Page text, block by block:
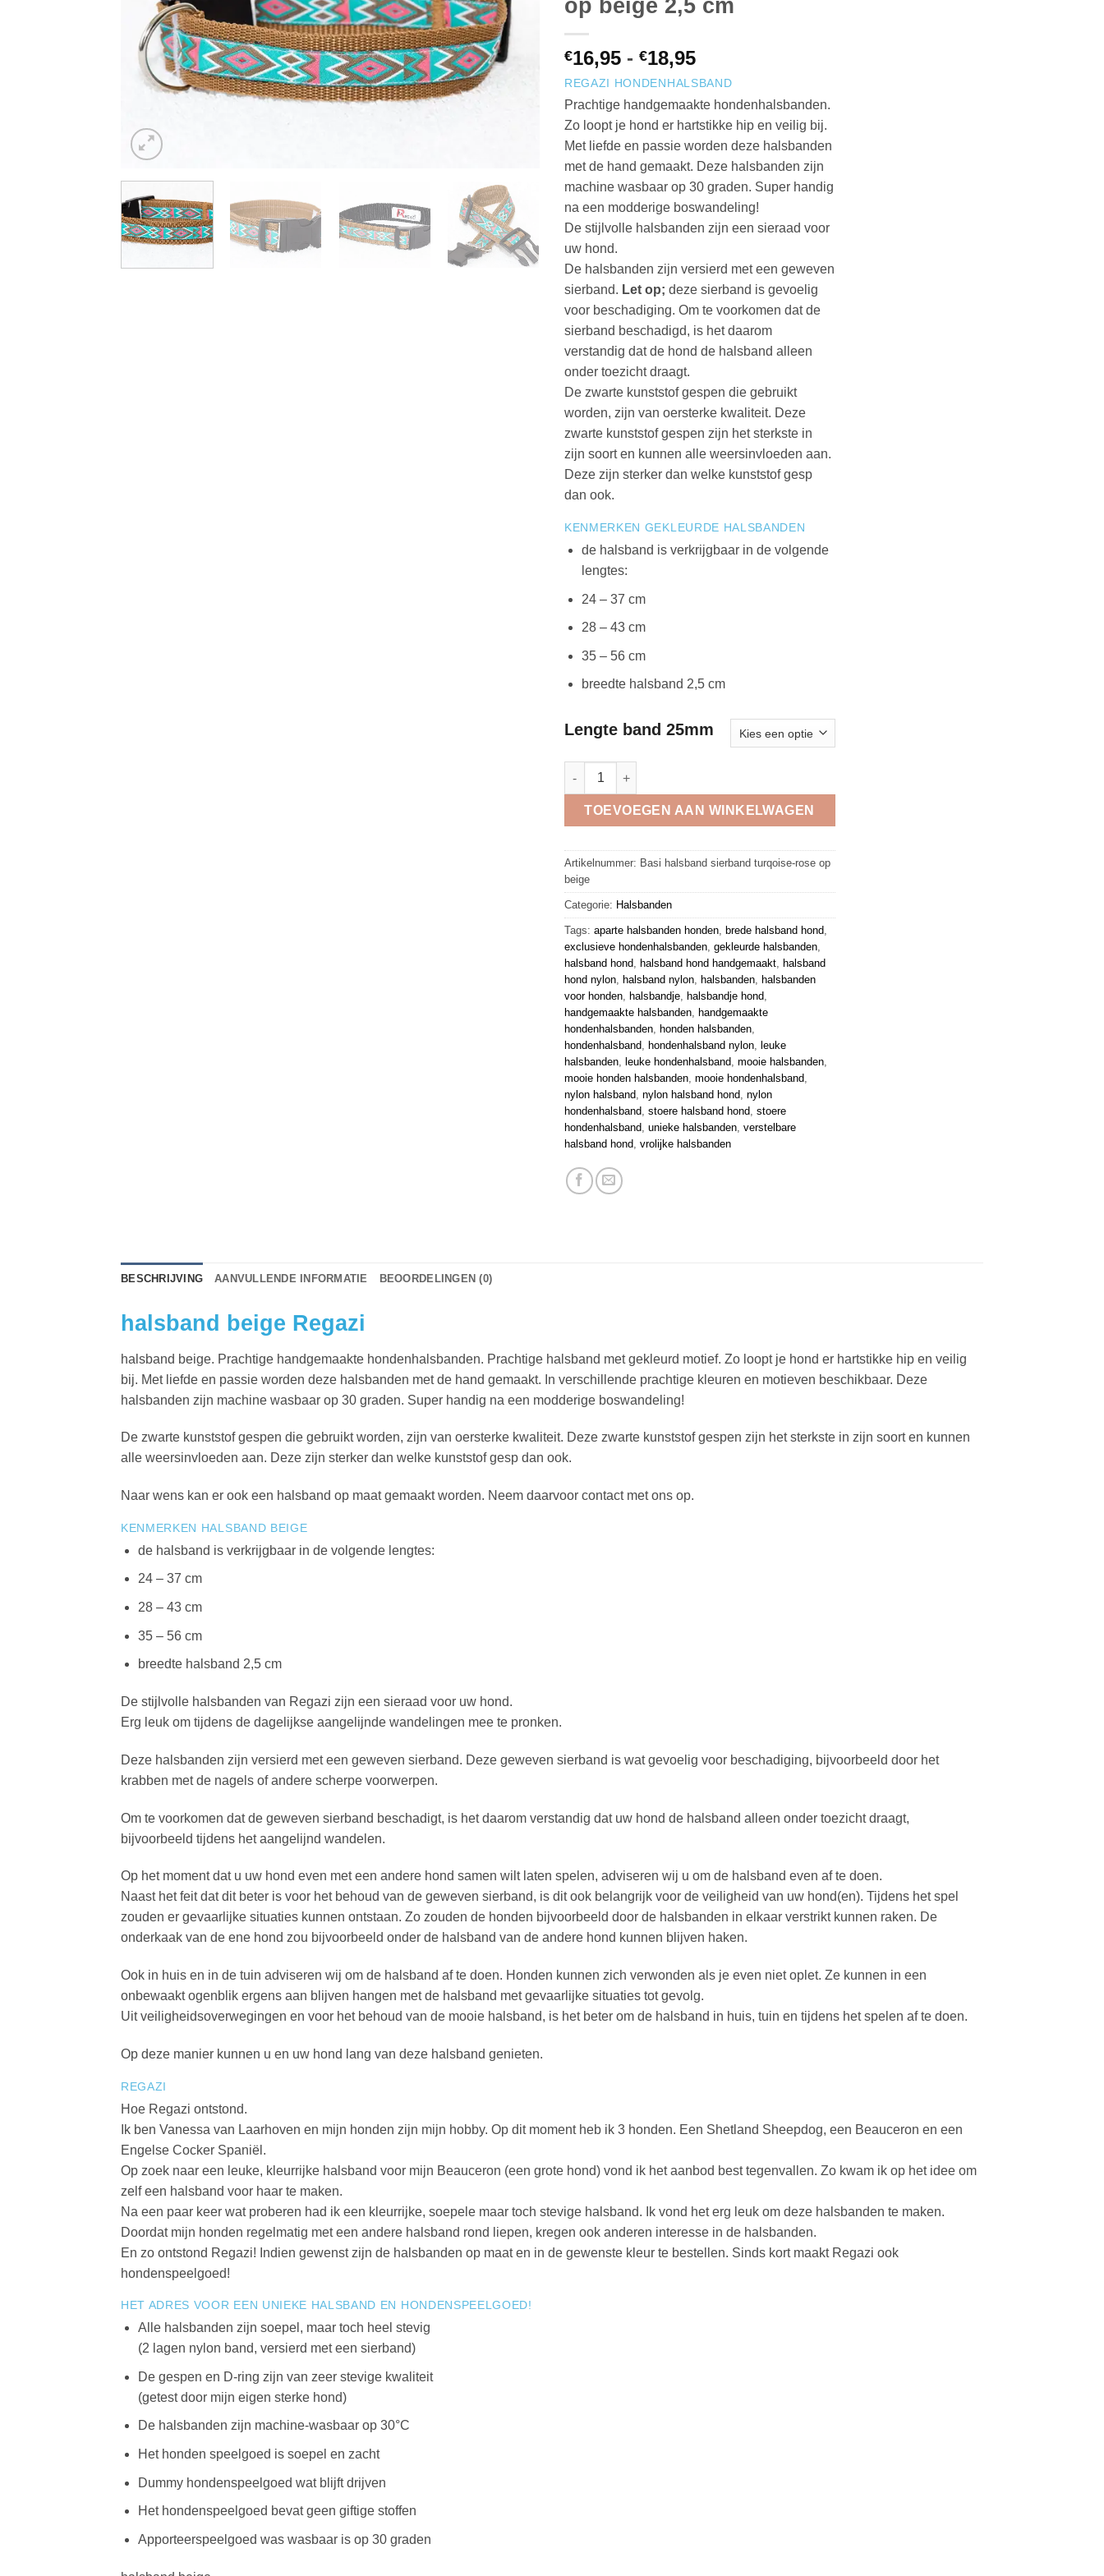
€16,95 - €18,95Prijsklasse:
€16,95
tot
€18,95
REGAZI HONDENHALSBAND
Prachtige handgemaakte hondenhalsbanden.
Zo loopt je hond er hartstikke hip en veilig bij.
Met liefde en passie worden deze halsbanden
met de hand gemaakt. Deze halsbanden zijn
machine wasbaar op 30 graden. Super handig
na een modderige boswandeling!
De stijlvolle halsbanden zijn een sieraad voor
uw hond.
De halsbanden zijn versierd met een geweven
sierband. Let op; deze sierband is gevoelig
voor beschadiging. Om te voorkomen dat de
sierband beschadigd, is het daarom
verstandig dat de hond de halsband alleen
onder toezicht draagt.
De zwarte kunststof gespen die gebruikt
worden, zijn van oersterke kwaliteit. Deze
zwarte kunststof gespen zijn het sterkste in
zijn soort en kunnen alle weersinvloeden aan.
Deze zijn sterker dan welke kunststof gesp
dan ook.
KENMERKEN GEKLEURDE HALSBANDEN
de halsband is verkrijgbaar in de volgende
lengtes:
24 – 37 cm
28 – 43 cm
35 – 56 cm
breedte halsband 2,5 cm
Lengte band 25mm
Regazi halsband sierband turqoise-rose op beige 2,5 cm aantal
TOEVOEGEN AAN WINKELWAGEN
Artikelnummer: Basi halsband sierband turqoise-rose op
beige
Categorie: Halsbanden
Tags: aparte halsbanden honden, brede halsband hond,
exclusieve hondenhalsbanden, gekleurde halsbanden,
halsband hond, halsband hond handgemaakt, halsband
hond nylon, halsband nylon, halsbanden, halsbanden
voor honden, halsbandje, halsbandje hond,
handgemaakte halsbanden, handgemaakte
hondenhalsbanden, honden halsbanden,
hondenhalsband, hondenhalsband nylon, leuke
halsbanden, leuke hondenhalsband, mooie halsbanden,
mooie honden halsbanden, mooie hondenhalsband,
nylon halsband, nylon halsband hond, nylon
hondenhalsband, stoere halsband hond, stoere
hondenhalsband, unieke halsbanden, verstelbare
halsband hond, vrolijke halsbanden
BESCHRIJVING AANVULLENDE INFORMATIE BEOORDELINGEN (0)
halsband beige Regazi
halsband beige. Prachtige handgemaakte hondenhalsbanden. Prachtige halsband met gekleurd motief. Zo loopt je hond er hartstikke hip en veilig
bij. Met liefde en passie worden deze halsbanden met de hand gemaakt. In verschillende prachtige kleuren en motieven beschikbaar. Deze
halsbanden zijn machine wasbaar op 30 graden. Super handig na een modderige boswandeling!
De zwarte kunststof gespen die gebruikt worden, zijn van oersterke kwaliteit. Deze zwarte kunststof gespen zijn het sterkste in zijn soort en kunnen
alle weersinvloeden aan. Deze zijn sterker dan welke kunststof gesp dan ook.
Naar wens kan er ook een halsband op maat gemaakt worden. Neem daarvoor contact met ons op.
KENMERKEN HALSBAND BEIGE
de halsband is verkrijgbaar in de volgende lengtes:
24 – 37 cm
28 – 43 cm
35 – 56 cm
breedte halsband 2,5 cm
De stijlvolle halsbanden van Regazi zijn een sieraad voor uw hond.
Erg leuk om tijdens de dagelijkse aangelijnde wandelingen mee te pronken.
Deze halsbanden zijn versierd met een geweven sierband. Deze geweven sierband is wat gevoelig voor beschadiging, bijvoorbeeld door het
krabben met de nagels of andere scherpe voorwerpen.
Om te voorkomen dat de geweven sierband beschadigt, is het daarom verstandig dat uw hond de halsband alleen onder toezicht draagt,
bijvoorbeeld tijdens het aangelijnd wandelen.
Op het moment dat u uw hond even met een andere hond samen wilt laten spelen, adviseren wij u om de halsband even af te doen.
Naast het feit dat dit beter is voor het behoud van de geweven sierband, is dit ook belangrijk voor de veiligheid van uw hond(en). Tijdens het spel
zouden er gevaarlijke situaties kunnen ontstaan. Zo zouden de honden bijvoorbeeld door de halsbanden in elkaar verstrikt kunnen raken. De
onderkaak van de ene hond zou bijvoorbeeld onder de halsband van de andere hond kunnen blijven haken.
Ook in huis en in de tuin adviseren wij om de halsband af te doen. Honden kunnen zich verwonden als je even niet oplet. Ze kunnen in een
onbewaakt ogenblik ergens aan blijven hangen met de halsband met gevaarlijke situaties tot gevolg.
Uit veiligheidsoverwegingen en voor het behoud van de mooie halsband, is het beter om de halsband in huis, tuin en tijdens het spelen af te doen.
Op deze manier kunnen u en uw hond lang van deze halsband genieten.
REGAZI
Hoe Regazi ontstond.
Ik ben Vanessa van Laarhoven en mijn honden zijn mijn hobby. Op dit moment heb ik 3 honden. Een Shetland Sheepdog, een Beauceron en een
Engelse Cocker Spaniël.
Op zoek naar een leuke, kleurrijke halsband voor mijn Beauceron (een grote hond) vond ik het aanbod best tegenvallen. Zo kwam ik op het idee om
zelf een halsband voor haar te maken.
Na een paar keer wat proberen had ik een kleurrijke, soepele maar toch stevige halsband. Ik vond het erg leuk om deze halsbanden te maken.
Doordat mijn honden regelmatig met een andere halsband rond liepen, kregen ook anderen interesse in de halsbanden.
En zo ontstond Regazi! Indien gewenst zijn de halsbanden op maat en in de gewenste kleur te bestellen. Sinds kort maakt Regazi ook
hondenspeelgoed!
HET ADRES VOOR EEN UNIEKE HALSBAND EN HONDENSPEELGOED!
Alle halsbanden zijn soepel, maar toch heel stevig
(2 lagen nylon band, versierd met een sierband)
De gespen en D-ring zijn van zeer stevige kwaliteit
(getest door mijn eigen sterke hond)
De halsbanden zijn machine-wasbaar op 30°C
Het honden speelgoed is soepel en zacht
Dummy hondenspeelgoed wat blijft drijven
Het hondenspeelgoed bevat geen giftige stoffen
Apporteerspeelgoed was wasbaar is op 30 graden